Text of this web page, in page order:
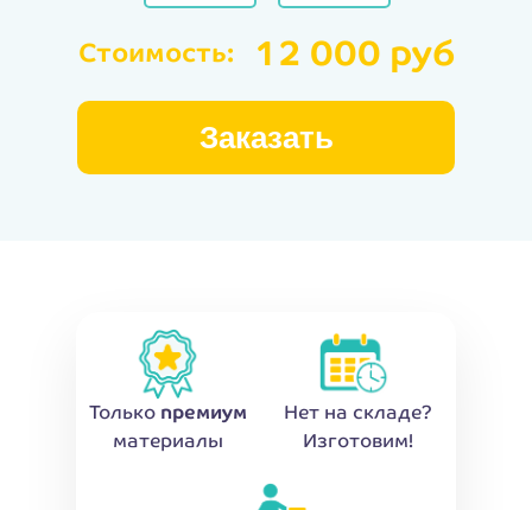
Заказать
Стоимость: 12 000 руб
Только премиум
материалы
Нет на складе?
Изготовим!